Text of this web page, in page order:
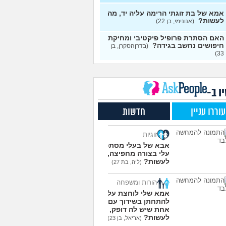
אותה מתוך כעס. איך
עצות
להסביר לה שאני רוצה
(עידן, בן 27)
20
עצות
ביני לבית הזוג, מה
(אנונימי, בן 24) עצות
(אלי, בן
איתו היום לדייט ראשון
בת 18)
עם בנות בים/ הליכה
או מועדון?
(רואי, בן
אותי לדייטים גרועים
17
עצות
עוד שאלות חדשות במדור
אמא של בת זוגתי הרימה עליה יד, מה
לעשות? (אנונימי, בן 22)
האם הסתרת פרופיל פיקטיבי ומחיקת
חיפושים נחשב בגידה? (בדרןהסקרן, בן
33)
ב-
עוררו עניין חדשות
זוגיות
אבא של בעלי מסתכל
עלי בצורה מחפיצה, מה
לעשות? (ליה, בת 27)
הורות ומשפחה
אמא שלי לוחצת עליי
להתחתן בשידוך עם כל
אחת שיש לה דופק, מה
לעשות? (אריאל, בן 23)